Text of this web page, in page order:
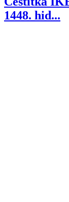
1448. hid...